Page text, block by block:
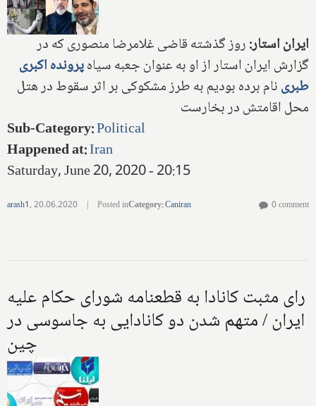
ایران استار:روز گذشته قاضی غلامرضا منصوری که در
گزارش ایران استار از او به عنوان جعبه سیاهپرونده اکبری
طبرینام برده بودیم به طرز مشکوکی بر اثر سقوط در هتل
محل اقامتش در بخارست
Sub-Category:Political
Happened at:Iran
Saturday, June 20, 2020 - 20:15
arash1,20.06.2020 | Posted inCategory:Caniran 0 comment
رای مثبت کانادا به قطعنامه شورای حکام علیه
ایران / متهم شدن دو کانادایی به جاسوسی در
چین